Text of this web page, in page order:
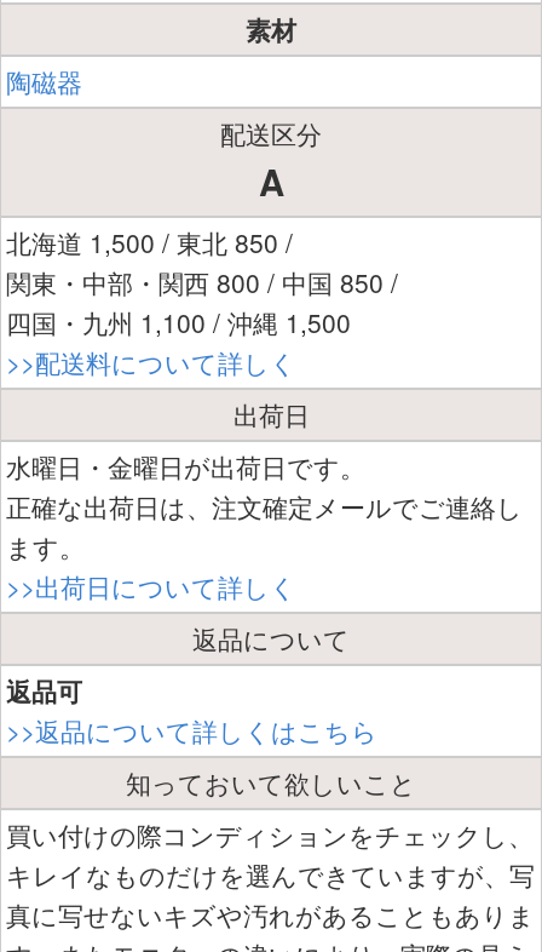
素材
陶磁器
配送区分
A
北海道 1,500 / 東北 850 /
関東・中部・関西 800 / 中国 850 /
四国・九州 1,100 / 沖縄 1,500
>>配送料について詳しく
出荷日
水曜日・金曜日が出荷日です。
正確な出荷日は、注文確定メールでご連絡し
ます。
>>出荷日について詳しく
返品について
返品可
>>返品について詳しくはこちら
知っておいて欲しいこと
買い付けの際コンディションをチェックし、
キレイなものだけを選んできていますが、写
真に写せないキズや汚れがあることもありま